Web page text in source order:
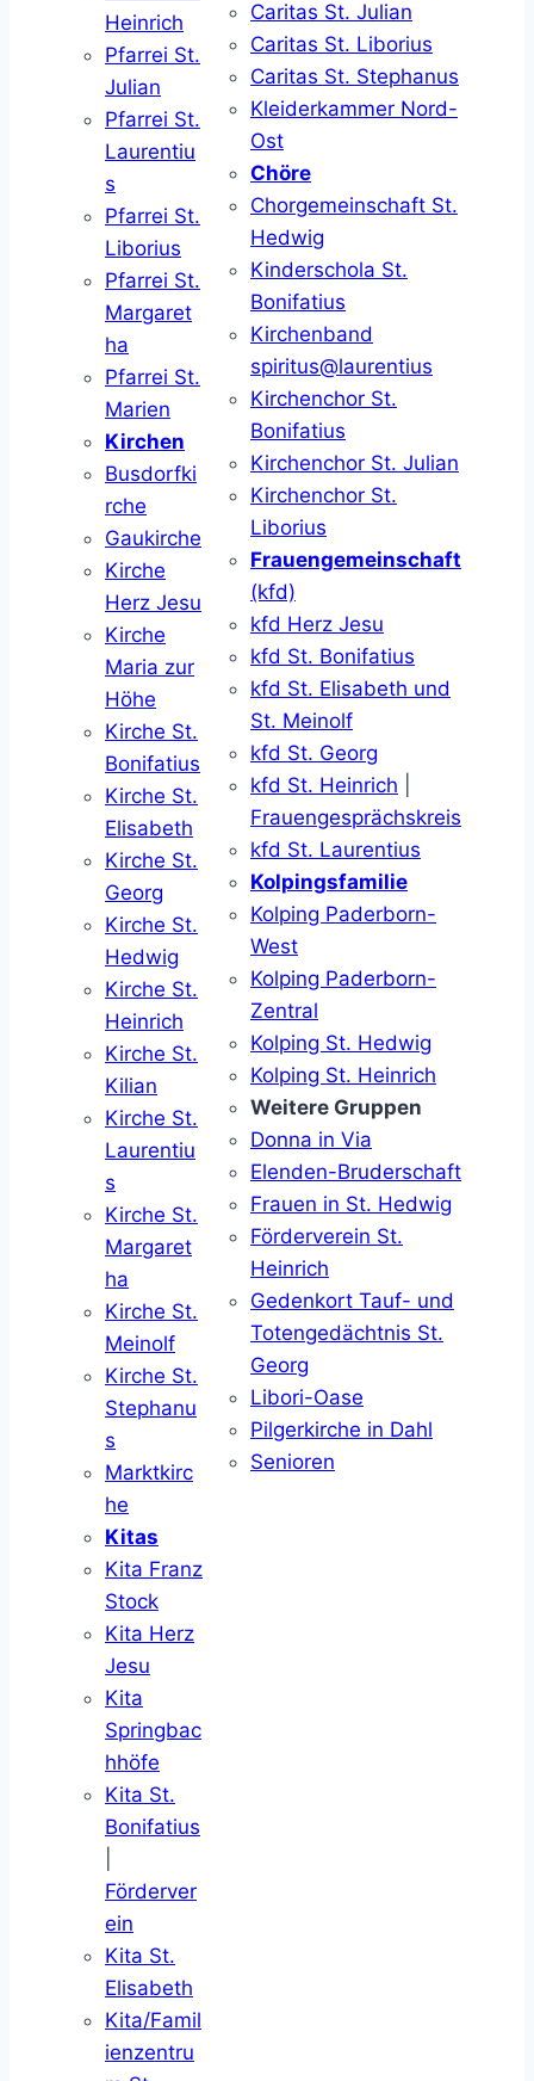
Heinrich
Pfarrei St.
Julian
Pfarrei St.
Laurentiu
s
Pfarrei St.
Liborius
Pfarrei St.
Margaret
ha
Pfarrei St.
Marien
Kirchen
Busdorfki
rche
Gaukirche
Kirche
Herz Jesu
Kirche
Maria zur
Höhe
Kirche St.
Bonifatius
Kirche St.
Elisabeth
Kirche St.
Georg
Kirche St.
Hedwig
Kirche St.
Heinrich
Kirche St.
Kilian
Kirche St.
Laurentiu
s
Kirche St.
Margaret
ha
Kirche St.
Meinolf
Kirche St.
Stephanu
s
Marktkirc
he
Kitas
Kita Franz
Stock
Kita Herz
Jesu
Kita
Springbac
hhöfe
Kita St.
Bonifatius
Förderver
ein
Kita St.
Elisabeth
Kita/Famil
ienzentru
Caritas St. Julian
Caritas St. Liborius
Caritas St. Stephanus
Kleiderkammer Nord-
Ost
Chöre
Chorgemeinschaft St.
Hedwig
Kinderschola St.
Bonifatius
Kirchenband
spiritus@laurentius
Kirchenchor St.
Bonifatius
Kirchenchor St. Julian
Kirchenchor St.
Liborius
Frauengemeinschaft
(kfd)
kfd Herz Jesu
kfd St. Bonifatius
kfd St. Elisabeth und
St. Meinolf
kfd St. Georg
kfd St. Heinrich
Frauengesprächskreis
kfd St. Laurentius
Kolpingsfamilie
Kolping Paderborn-
West
Kolping Paderborn-
Zentral
Kolping St. Hedwig
Kolping St. Heinrich
Weitere Gruppen
Donna in Via
Elenden-Bruderschaft
Frauen in St. Hedwig
Förderverein St.
Heinrich
Gedenkort Tauf- und
Totengedächtnis St.
Georg
Libori-Oase
Pilgerkirche in Dahl
Senioren